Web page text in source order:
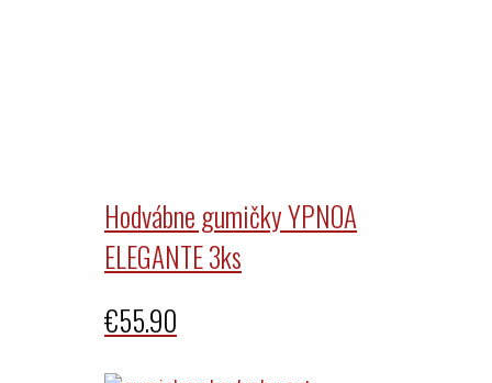
Hodvábne gumičky YPNOA
ELEGANTE 3ks
€55.90